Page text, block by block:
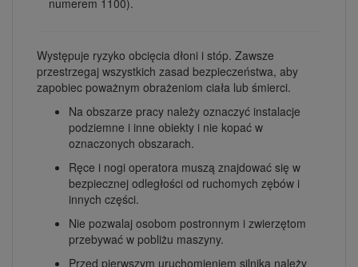
Występuje ryzyko obcięcia dłoni i stóp. Zawsze
przestrzegaj wszystkich zasad bezpieczeństwa, aby
zapobiec poważnym obrażeniom ciała lub śmierci.
Na obszarze pracy należy oznaczyć instalacje
podziemne i inne obiekty i nie kopać w
oznaczonych obszarach.
Ręce i nogi operatora muszą znajdować się w
bezpiecznej odległości od ruchomych zębów i
innych części.
Nie pozwalaj osobom postronnym i zwierzętom
przebywać w pobliżu maszyny.
Przed pierwszym uruchomieniem silnika należy